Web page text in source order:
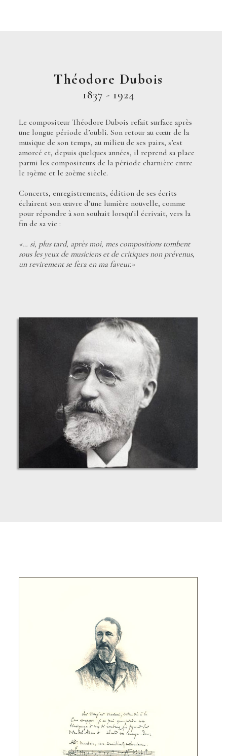
Théodore Dubois
1837 - 1924
Le compositeur Théodore Dubois refait surface après
une longue période d’oubli. Son retour au cœur de la
musique de son temps, au milieu de ses pairs, s’est
amorcé et, depuis quelques années, il reprend sa place
parmi les compositeurs de la période charnière entre
le 19ème et le 20ème siècle.
Concerts, enregistrements, édition de ses écrits
éclairent son œuvre d’une lumière nouvelle, comme
pour répondre à son souhait lorsqu’il écrivait, vers la
fin de sa vie :
«… si, plus tard, après moi, mes compositions tombent
sous les yeux de musiciens et de critiques non prévenus,
un revirement se fera en ma faveur.»